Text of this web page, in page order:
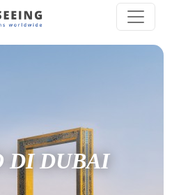
DI DUBAI